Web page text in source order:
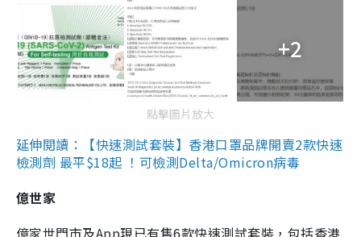
+2
點擊圖片放大
延伸閱讀：【快速測試套裝】香港口罩品牌開賣2款快速
檢測劑 最平$18起 ！可檢測Delta/Omicron病毒
億世家
億家世門市及App現已有售6款快速測試套裝，包括香港